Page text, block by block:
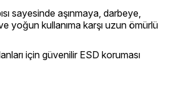
sayesinde aşınmaya, darbeye,
yoğun kullanıma karşı uzun ömürlü
için güvenilir ESD koruması